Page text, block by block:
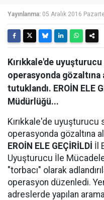
Yayınlanma: 05 Aralık 2016
Kırıkkale'de
operasyonda gözaltına
tutuklandı. EROİN ELE
Müdürlüğü...
Kırıkkale'de uyuşturucu
operasyonda gözaltına
EROİN ELE GEÇİRİLDİ İl
Uyuşturucu İle
"torbacı" olarak
operasyon düzenledi.
adreslerde yapılan